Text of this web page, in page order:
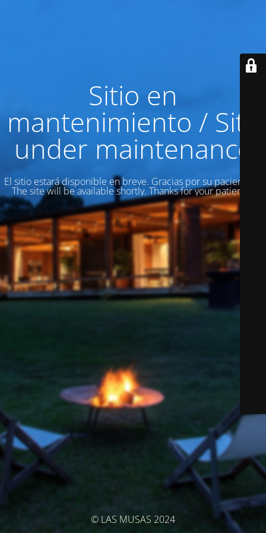
Sitio en
mantenimiento / Site
under maintenance
El sitio estará disponible en breve. Gracias por su paciencia! /
The site will be available shortly. Thanks for your patience!
© LAS MUSAS 2024